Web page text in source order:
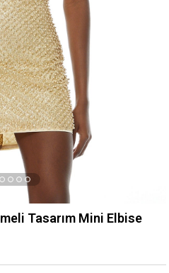
Tasarım Mini Elbise